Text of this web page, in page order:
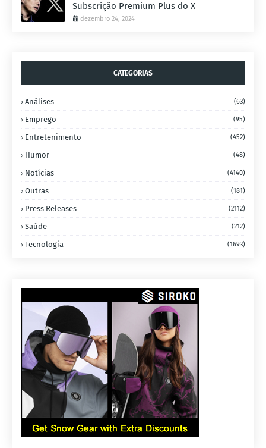
Subscrição Premium Plus do X
dezembro 24, 2024
CATEGORIAS
Análises (63)
Emprego (95)
Entretenimento (452)
Humor (48)
Notícias (4140)
Outras (181)
Press Releases (2112)
Saúde (212)
Tecnologia (1693)